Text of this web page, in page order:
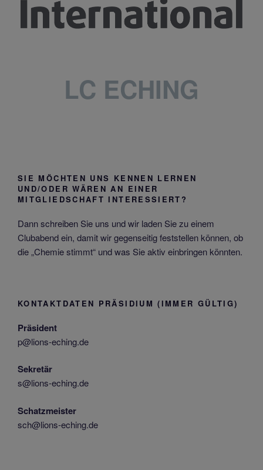
LC ECHING
SIE MÖCHTEN UNS KENNEN LERNEN
UND/ODER WÄREN AN EINER
MITGLIEDSCHAFT INTERESSIERT?
Dann schreiben Sie uns und wir laden Sie zu einem
Clubabend ein, damit wir gegenseitig feststellen können, ob
die „Chemie stimmt“ und was Sie aktiv einbringen könnten.
KONTAKTDATEN PRÄSIDIUM (IMMER GÜLTIG)
Präsident
p@lions-eching.de
Sekretär
s@lions-eching.de
Schatzmeister
sch@lions-eching.de